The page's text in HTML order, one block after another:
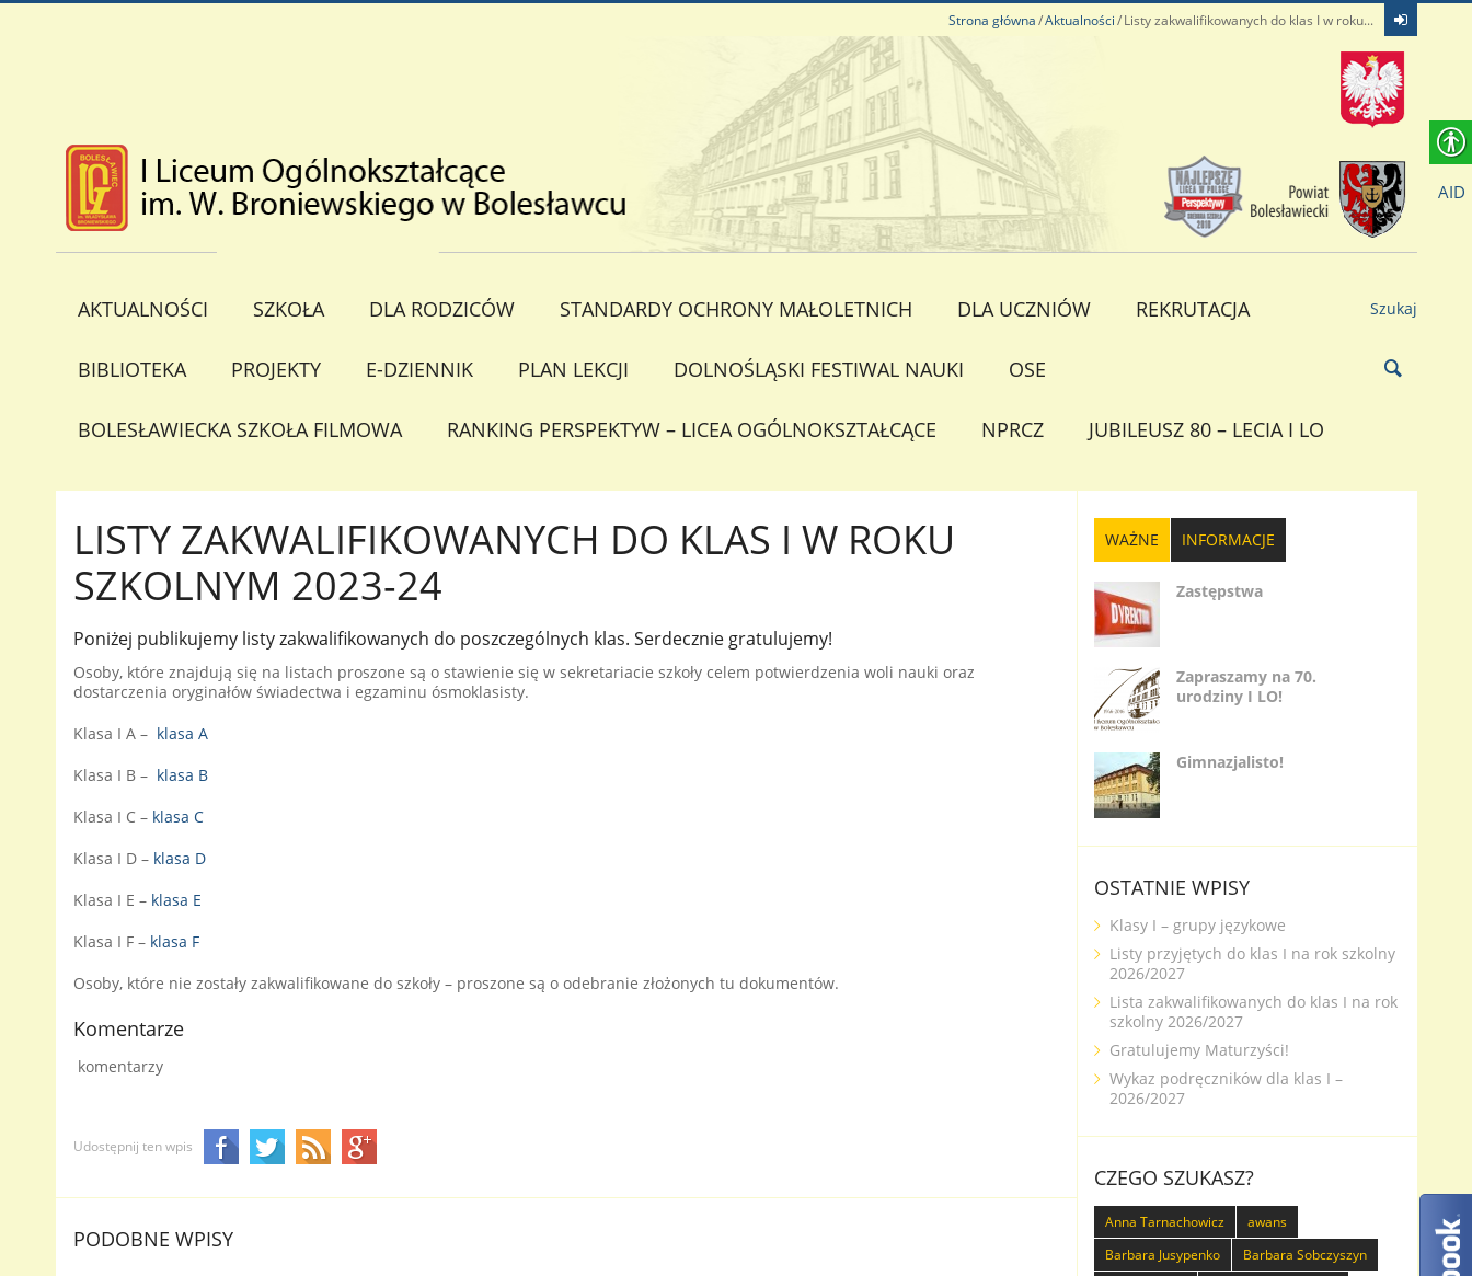
Strona główna Aktualności Listy zakwalifikowanych do klas I w roku...
AKTUALNOŚCI SZKOŁA DLA RODZICÓW STANDARDY OCHRONY MAŁOLETNICH DLA UCZNIÓW REKRUTACJA
BIBLIOTEKA PROJEKTY E-DZIENNIK PLAN LEKCJI DOLNOŚLĄSKI FESTIWAL NAUKI OSE
BOLESŁAWIECKA SZKOŁA FILMOWA RANKING PERSPEKTYW – LICEA OGÓLNOKSZTAŁCĄCE NPRCZ JUBILEUSZ 80 – LECIA I LO
Szukaj
LISTY ZAKWALIFIKOWANYCH DO KLAS I W ROKU
SZKOLNYM 2023-24
Poniżej publikujemy listy zakwalifikowanych do poszczególnych klas. Serdecznie gratulujemy!
Osoby, które znajdują się na listach proszone są o stawienie się w sekretariacie szkoły celem potwierdzenia woli nauki oraz
dostarczenia oryginałów świadectwa i egzaminu ósmoklasisty.
Klasa I A – klasa A
Klasa I B – klasa B
Klasa I C – klasa C
Klasa I D – klasa D
Klasa I E – klasa E
Klasa I F – klasa F
Osoby, które nie zostały zakwalifikowane do szkoły – proszone są o odebranie złożonych tu dokumentów.
Komentarze
komentarzy
Udostępnij ten wpis
PODOBNE WPISY
WAŻNE INFORMACJE
Zastępstwa
Zapraszamy na 70.
urodziny I LO!
Gimnazjalisto!
OSTATNIE WPISY
Klasy I – grupy językowe
Listy przyjętych do klas I na rok szkolny
2026/2027
Lista zakwalifikowanych do klas I na rok
szkolny 2026/2027
Gratulujemy Maturzyści!
Wykaz podręczników dla klas I –
2026/2027
CZEGO SZUKASZ?
Anna Tarnachowicz
awans
Barbara Jusypenko
Barbara Sobczyszyn
AID